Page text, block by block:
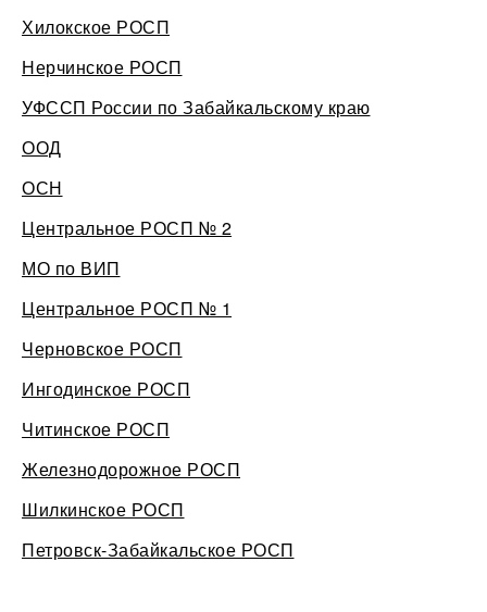
Хилокское РОСП
Нерчинское РОСП
УФССП России по Забайкальскому краю
ООД
ОСН
Центральное РОСП № 2
МО по ВИП
Центральное РОСП № 1
Черновское РОСП
Ингодинское РОСП
Читинское РОСП
Железнодорожное РОСП
Шилкинское РОСП
Петровск-Забайкальское РОСП